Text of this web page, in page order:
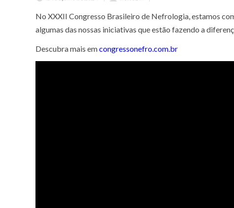
No XXXII Congresso Brasileiro de Nefrologia, estamos
algumas das nossas iniciativas que estão fazendo a
Descubra mais emcongressonefro.com.br